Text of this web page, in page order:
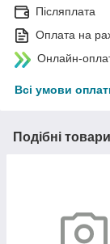
Післяплата
Оплата на
Онлайн-
Всі умови
Подібні